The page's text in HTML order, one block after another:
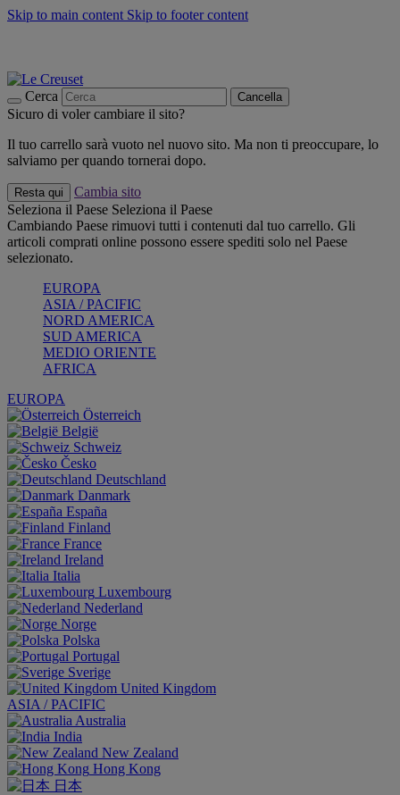
Skip to main content Skip to footer content
Cerca Cancella
Sicuro di voler cambiare il sito?
Il tuo carrello sarà vuoto nel nuovo sito. Ma non ti preoccupare, lo
salviamo per quando tornerai dopo.
Resta qui
Cambia sito
Seleziona il Paese Seleziona il Paese
Cambiando Paese rimuovi tutti i contenuti dal tuo carrello. Gli
articoli comprati online possono essere spediti solo nel Paese
selezionato.
EUROPA
ASIA / PACIFIC
NORD AMERICA
SUD AMERICA
MEDIO ORIENTE
AFRICA
EUROPA
Österreich
België
Schweiz
Česko
Deutschland
Danmark
España
Finland
France
Ireland
Italia
Luxembourg
Nederland
Norge
Polska
Portugal
Sverige
United Kingdom
ASIA / PACIFIC
Australia
India
New Zealand
Hong Kong
日本